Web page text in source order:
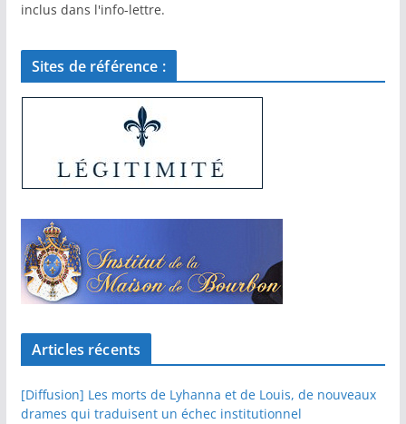
inclus dans l'info-lettre.
Sites de référence :
Articles récents
[Diffusion] Les morts de Lyhanna et de Louis, de nouveaux
drames qui traduisent un échec institutionnel